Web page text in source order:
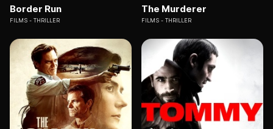
Border Run
FILMS THRILLER
The Murderer
FILMS THRILLER